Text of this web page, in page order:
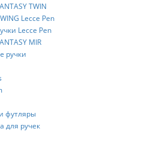
TWIN
Lecce Pen
Lecce Pen
MIR
ручки
футляры
для ручек